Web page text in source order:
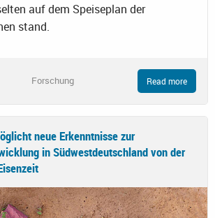
auf dem Speiseplan der
stand.
Forschung Read more
neue Erkenntnisse zur
in Südwestdeutschland von der